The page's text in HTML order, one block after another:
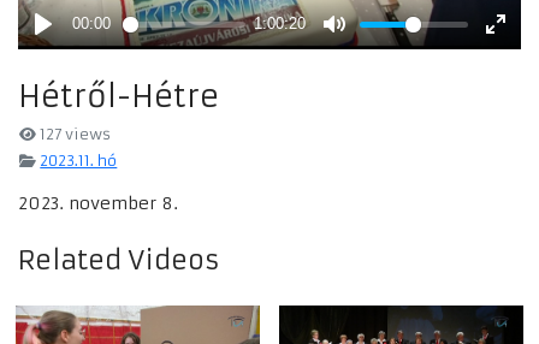
Hétről-Hétre
127 views
2023.11. hó
2023. november 8.
Related Videos